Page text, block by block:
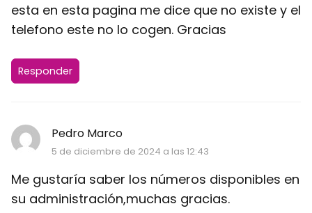
esta en esta pagina me dice que no existe y el
telefono este no lo cogen. Gracias
Responder
Pedro Marco
5 de diciembre de 2024 a las 12:43
Me gustaría saber los números disponibles en
su administración,muchas gracias.